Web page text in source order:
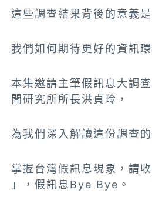
這些調查結果背後的意義是
我們如何期待更好的資訊環
本集邀請主筆假訊息大調
聞研究所所長洪貞玲，
為我們深入解讀這份調查的
掌握台灣假訊息現象，請
」，假訊息Bye Bye。